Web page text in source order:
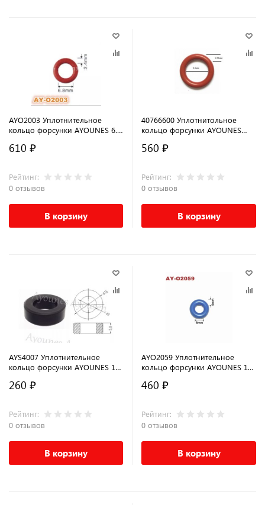
AYO2003 Уплотнительное
кольцо форсунки AYOUNES 6.8
610 ₽
Рейтинг:
0 отзывов
В корзину
40766600 Уплотнитольное
кольцо форсунки AYOUNES
европейских автомобилей
560 ₽
Рейтинг:
0 отзывов
В корзину
AYS4007 Уплотнительное
кольцо форсунки AYOUNES 16
260 ₽
Рейтинг:
0 отзывов
В корзину
AYO2059 Уплотнительное
кольцо форсунки AYOUNES 14
460 ₽
Рейтинг:
0 отзывов
В корзину